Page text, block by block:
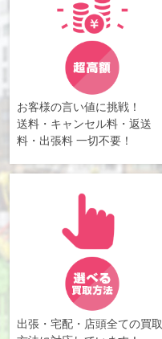
お客様の言い値に挑戦！
送料・キャンセル料・返送
料・出張料 一切不要！
出張・宅配・店頭全ての買取